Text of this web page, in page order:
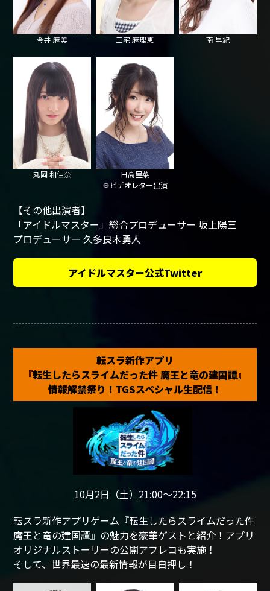
今井 麻美 三宅 麻理恵 南 早紀
丸岡 和佳奈
日高里菜
※ビデオレター出演
【その他出演者】
「アイドルマスター」総合プロデューサー 坂上陽三
プロデューサー 久多良木勇人
アイドルマスター公式Twitter
転スラ新作アプリ
『転生したらスライムだった件 魔王と竜の建国譚』
情報解禁祭り！TGSスペシャル生配信！
10月2日（土）21:00～22:15
転スラ新作アプリゲーム『転生したらスライムだった件
魔王と竜の建国譚』の魅力を豪華ゲストと紹介！アプリ
オリジナルストーリーの公開アフレコも実施！
そして、世界最速の最新情報が目白押し！